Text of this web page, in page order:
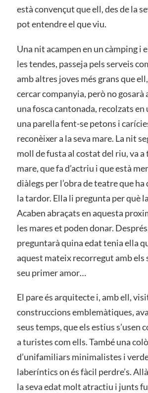
està convençut que ell, des de la
pot entendre el que viu.
Una nit acampen en un càmping i
les tendes, passeja pels serveis
amb altres joves més grans que
cercar companyia, però no gosarà
una fosca cantonada, recolzats en
una parella fent-se petons i
reconèixer a la seva mare. La nit
moll de fusta al costat del riu, va a
mare, que fa d’actriu i que està
diàlegs per l’obra de teatre que
la tardor. Ella li pregunta per què
Acaben abraçats en aquesta
les mares et poden donar.
preguntarà quina edat tenia ella
aquest mateix recorregut amb els
seu primer amor…
El pare és arquitecte i, amb ell,
construccions emblemàtiques,
seus temps, que els estius s’usen
a turistes com ells. També una
d’unifamiliars minimalistes i
laberíntics on és fàcil perdre’s.
la seva edat molt atractiu i junts